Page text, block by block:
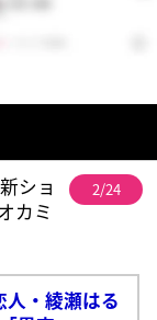
ショ
カミ
2/24
・綾瀬はる